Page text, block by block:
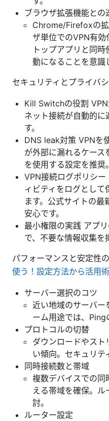
ブラウザ拡張機能との
Chrome/Firefoxの
ザ単位でのVPN有効
トップアプリと同
動になることを意識
セキュリティとプライバ
Kill Switchの役割
ネット接続が自動的に
す。
DNS leak対策 VPNを
が外部に漏れるケー
を使用する設定を推奨。
VPN接続ログポリシ
ィビティをログとし
ます。公式サイトの最
安心です。
最小権限の実践 アプ
で、不要な情報収集を
パフォーマンスと安定性
使う！設定方法から活用
サーバー選択のコツ
近い地域のサーバー
ーム用途では、Ping
プロトコルの切替
ダウンロードやス
い傾向。セキュリテ
同時接続数と帯域
複数デバイスでの同
える帯域を確保。
討。
ルーター設定